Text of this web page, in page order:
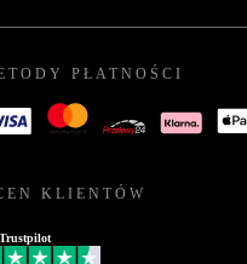
PŁATNOŚCI
KLIENTÓW
Trustpilot